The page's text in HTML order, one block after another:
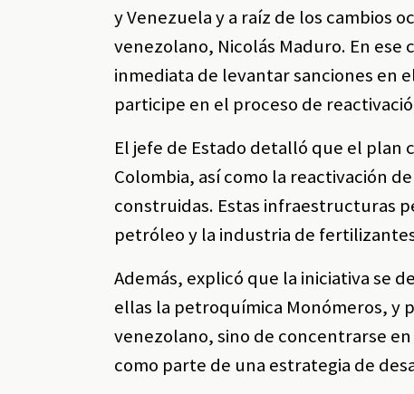
y Venezuela y a raíz de los cambios
venezolano, Nicolás Maduro. En
inmediata de levantar sanciones en
participe en el proceso de
El jefe de Estado detalló que el
Colombia, así como la reactivación
construidas. Estas infraestructuras
petróleo y la industria de
Además, explicó que la iniciativa se
ellas la petroquímica Monómeros, y
venezolano, sino de concentrarse
como parte de una estrategia de